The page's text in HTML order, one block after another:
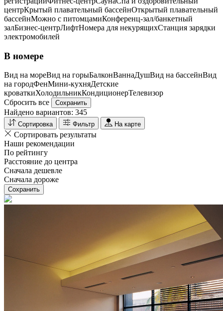
центрКрытый плавательный бассейнОткрытый плавательный
бассейнМожно с питомцамиКонференц-зал/банкетный
залБизнес-центрЛифтНомера для некурящихCтанция зарядки
электромобилей
В номере
Вид на мореВид на горыБалконВаннаДушВид на бассейнВид
на городФенМини-кухняДетские
кроваткиХолодильникКондиционерТелевизор
Сбросить все
Сохранить
Найдено вариантов: 345
Сортировка Фильтр На карте
Сортировать результаты
Наши рекомендации
По рейтингу
Расстояние до центра
Сначала дешевле
Сначала дороже
Сохранить